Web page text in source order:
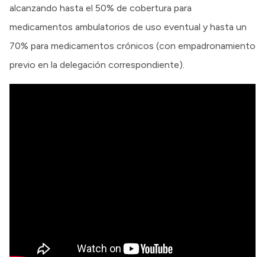
alcanzando hasta el 50% de cobertura para
medicamentos ambulatorios de uso eventual y hasta un
70% para medicamentos crónicos (con empadronamiento
previo en la delegación correspondiente).